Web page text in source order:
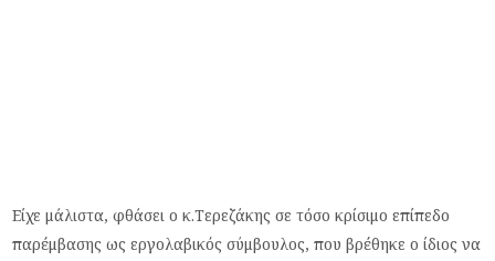
Είχε μάλιστα, φθάσει ο κ.Τερεζάκης σε τόσο κρίσιμο επίπεδο
παρέμβασης ως εργολαβικός σύμβουλος, που βρέθηκε ο ίδιος να